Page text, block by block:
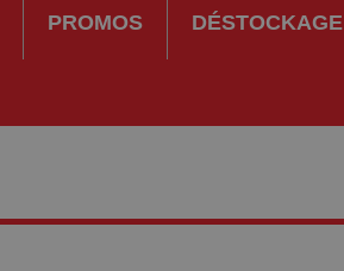
PROMOS DÉSTOCKAGE